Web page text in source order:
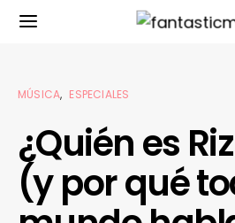
MÚSICA ESPECIALES
¿Quién es
(y por qué